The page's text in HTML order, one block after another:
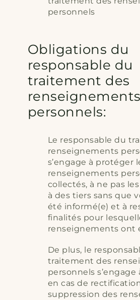
personnels
Obligations du
responsable du
traitement des
renseignements
personnels:
Le responsable du
renseignements
s’engage à protéger
renseignements
collectés, à ne pas
à des tiers sans que
été informé(e) et à
finalités pour
renseignements ont
De plus, le
traitement des
personnels s’engage
en cas de
suppression des